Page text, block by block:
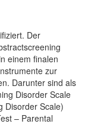
Der
einem finalen
zur
Darunter sind als
Disorder Scale
Disorder Scale)
– Parental